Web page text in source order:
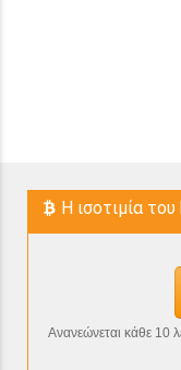
H ισοτιμία
Ανανεώνεται κάθε 10